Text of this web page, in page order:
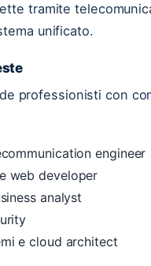
tramite
unificato.
professionisti con
engineer
web developer
analyst
e cloud architect